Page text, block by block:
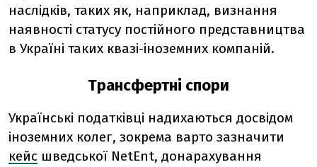
наслідків, таких як, наприклад, визнання
наявності статусу постійного представництва
в Україні таких квазі-іноземних компаній.
Трансфертні спори
Українські податківці надихаються досвідом
іноземних колег, зокрема варто зазначити
кейс шведської NetEnt, донарахування